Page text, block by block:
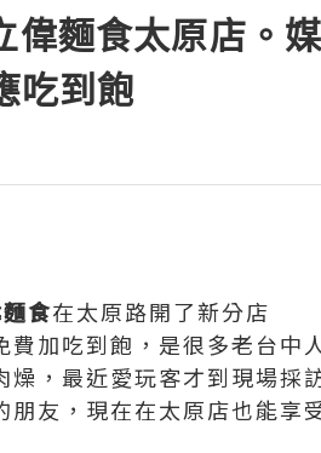
偉麵食太原店。
吃到飽
食在太原路開了新分店
加吃到飽，是很多老台中
，最近愛玩客才到現場採
友，現在在太原店也能享